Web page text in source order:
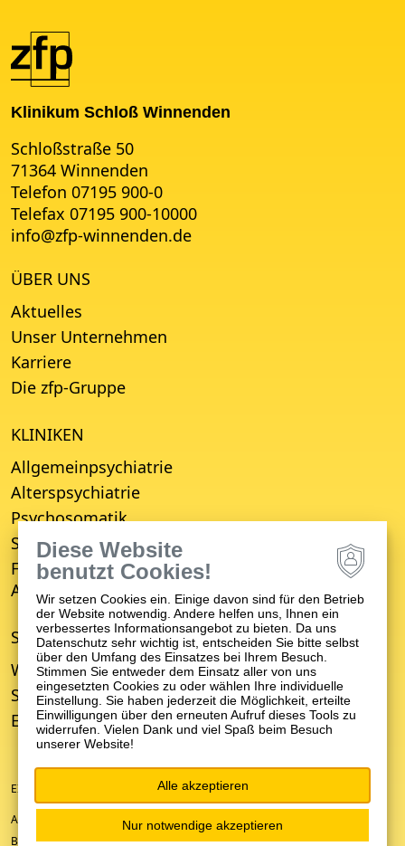
Klinikum Schloß Winnenden
ÜBER UNS
Aktuelles
Unser Unternehmen
Karriere
Die zfp-Gruppe
KLINIKEN
Allgemeinpsychiatrie
Alterspsychiatrie
Psychosomatik
Suchttherapie
Fachbereich für Empfang, Erstberatung,
Aufnahme und Entwicklungsverzögerung (FBE)
STANDORTE
Winnenden
Schwäbisch Gmünd
Ellwangen
Schloßstraße 50
71364 Winnenden
Telefon 07195 900-0
Telefax 07195 900-10000
info@zfp-winnenden.de
EIN UNTERNEHMEN DER ZFP-GRUPPE BADEN-WÜRTTEMBERG
ANFAHRT/KONTAKT
BARRIEREFREIHEIT
Diese Website
benutzt Cookies!
Wir setzen Cookies ein. Einige davon sind für den Betrieb
der Website notwendig. Andere helfen uns, Ihnen ein
verbessertes Informationsangebot zu bieten. Da uns
Datenschutz sehr wichtig ist, entscheiden Sie bitte selbst
über den Umfang des Einsatzes bei Ihrem Besuch.
Stimmen Sie entweder dem Einsatz aller von uns
eingesetzten Cookies zu oder wählen Ihre individuelle
Einstellung. Sie haben jederzeit die Möglichkeit, erteilte
Einwilligungen über den erneuten Aufruf dieses Tools zu
widerrufen. Vielen Dank und viel Spaß beim Besuch
unserer Website!
Alle akzeptieren
Nur notwendige akzeptieren